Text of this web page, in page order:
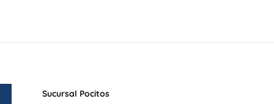
Sucursal Pocitos